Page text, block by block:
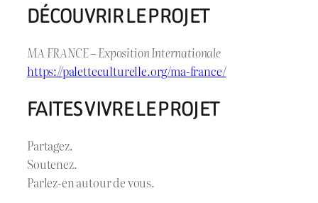
DÉCOUVRIR LE PROJET
MA FRANCE – Exposition Internationale
https://paletteculturelle.org/ma-france/
FAITES VIVRE LE PROJET
Partagez.
Soutenez.
Parlez-en autour de vous.